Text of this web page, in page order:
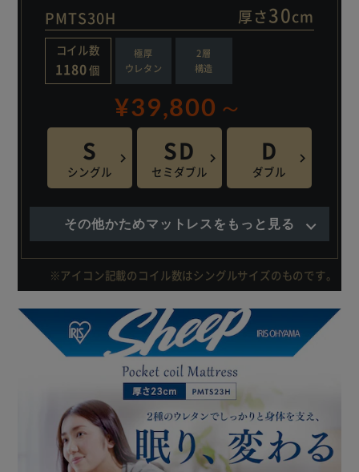
コンパクトな圧縮梱包（ロールパック）でお届けします。
開梱後すぐに膨らみ、約1日で元の厚みを取り戻します。
PMTS30H 厚さ30cm
コイル数
1180個
極厚
ウレタン
2層
構造
¥39,800
S
シングル
SD
セミダブル
D
ダブル
その他かためマットレスをもっと見る
※アイコン記載のコイル数はシングルサイズのものです。